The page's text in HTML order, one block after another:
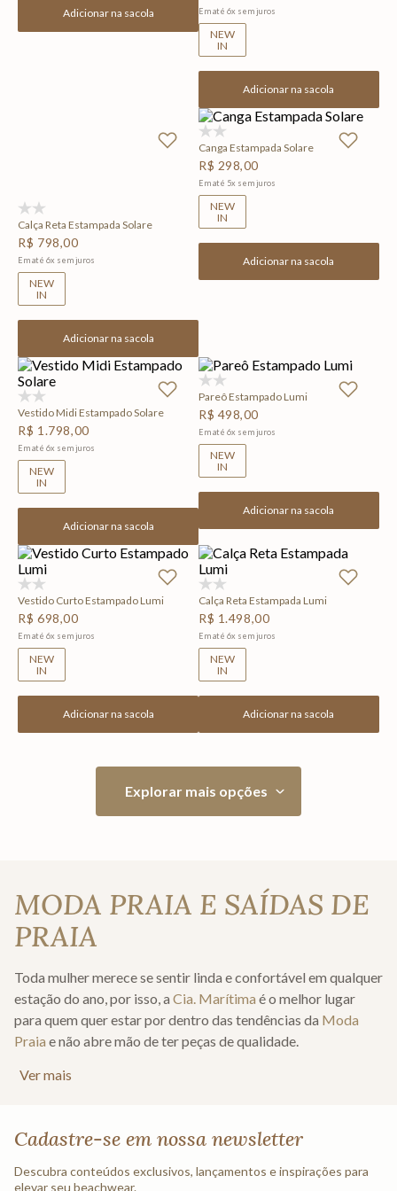
Adicionar na sacola Em até 6x sem juros
NEW
IN
Adicionar na sacola
Calça Reta Estampada Solare
R$ 798,00
Em até6x sem juros
NEW
IN
Adicionar na sacola
Canga Estampada Solare
R$ 298,00
Em até 5x sem juros
NEW
IN
Adicionar na sacola
Vestido Midi Estampado Solare
R$ 1 .798,00
Em até6x sem juros
NEW
IN
Adicionar na sacola
Pareô Estampado Lumi
R$ 498,00
Em até 6x sem juros
NEW
IN
Adicionar na sacola
Vestido Curto Estampado Lumi
R$ 698,00
Em até6x sem juros
NEW
IN
Adicionar na sacola
Calça Reta Estampada Lumi
R$ 1.498,00
Em até 6x sem juros
NEW
IN
Adicionar na sacola
MODA PRAIA E SAÍDAS DE
PRAIA
Toda mulher merece se sentir linda e confortável em qualquer
estação do ano, por isso, a Cia. Marítima é o melhor lugar
para quem quer estar por dentro das tendências da Moda
Praia e não abre mão de ter peças de qualidade.
As peças de moda praia Cia. Marítima mesclam estilo e
modelos das nossas coleções de Moda Praia 2023
Ver mais
Cadastre-se em nossa newsletter
Descubra conteúdos exclusivos, lançamentos e inspirações para
elevar seu beachwear.